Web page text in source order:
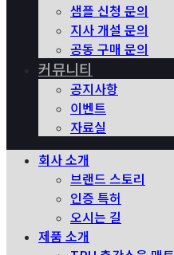
샘플 신청 문의
지사 개설 문의
공동 구매 문의
커뮤니티
공지사항
이벤트
자료실
회사 소개
브랜드 스토리
인증 특허
오시는 길
제품 소개